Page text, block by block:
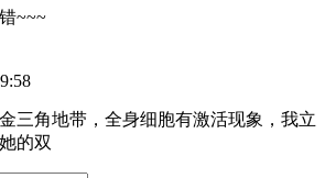
~~~
三角地带，全身细胞有激活现象，我立
的双